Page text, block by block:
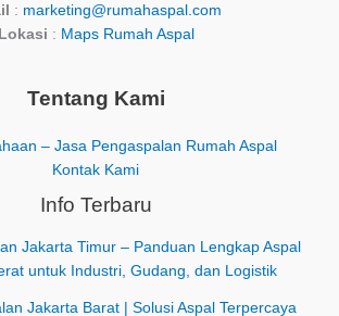
: marketing@rumahaspal.com
Lokasi : Maps Rumah Aspal
Tentang Kami
– Jasa Pengaspalan Rumah Aspal
Kontak Kami
Info Terbaru
Jakarta Timur – Panduan Lengkap Aspal
untuk Industri, Gudang, dan Logistik
Jakarta Barat | Solusi Aspal Terpercaya